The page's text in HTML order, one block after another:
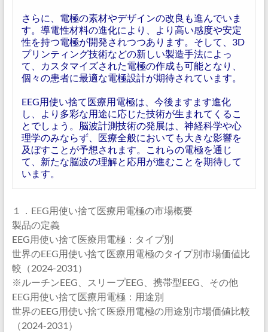
さらに、電極の素材やデザインの改良も進んでいま
す。導電性材料の進化により、より高い感度や安定
性を持つ電極が開発されつつあります。そして、3D
プリンティング技術などの新しい製造手法によっ
て、カスタマイズされた電極の作成も可能となり、
個々の患者に最適な電極設計が期待されています。
EEG用使い捨て医療用電極は、今後ますます進化
し、より多彩な用途に応じた技術が生まれてくるこ
とでしょう。脳波計測技術の発展は、神経科学や心
理学のみならず、医療全般においても大きな影響を
及ぼすことが予想されます。これらの電極を通じ
て、新たな脳波の理解と応用が進むことを期待して
います。
１．EEG用使い捨て医療用電極の市場概要
製品の定義
EEG用使い捨て医療用電極：タイプ別
世界のEEG用使い捨て医療用電極のタイプ別市場価値比
較（2024-2031）
※ルーチンEEG、スリープEEG、携帯型EEG、その他
EEG用使い捨て医療用電極：用途別
世界のEEG用使い捨て医療用電極の用途別市場価値比較
（2024-2031）